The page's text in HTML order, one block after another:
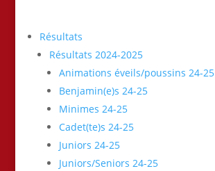
Résultats
Résultats 2024-2025
Animations éveils/poussins 24-25
Benjamin(e)s 24-25
Minimes 24-25
Cadet(te)s 24-25
Juniors 24-25
Juniors/Seniors 24-25